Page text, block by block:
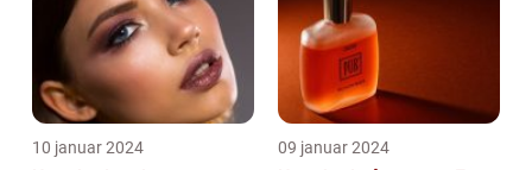
10 januar 2024 09 januar 2024